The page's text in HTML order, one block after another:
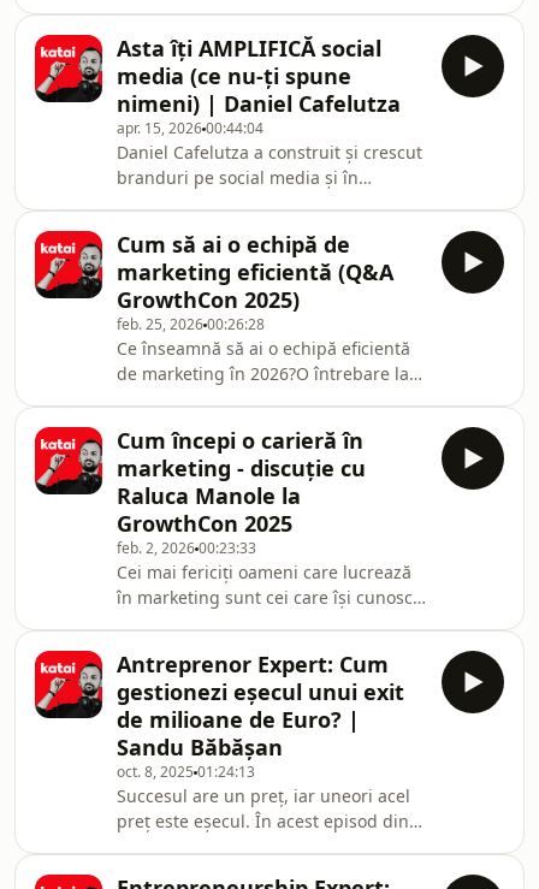
care nu construiesc nimic durabil.Ce
vei învăța d
Ruxandra Marin și Sandu Băbășan,
demontăm mitul „marketingul e doar
un cost” și vedem unde trebuie să
investești prioritar în 2026.În acest
video, „despicăm firul în patru” pe
marginea uneia dintre cele mai mari
dileme din ecosistemul de business.
Analizăm cum se întrepătrund aceste
trei discipline
Asta îți AMPLIFICĂ social
media (ce nu-ți spune
nimeni) | Daniel Cafelutza
apr. 15, 202600:44:04
​Daniel Cafelutza a construit și crescut
branduri pe social media și în
crești un brand modern în
2026.Podcastul a fost un podcast live
în cadrul meetup-urilor locale pe care
le facem în cadrul conferinței
@growthconcluj 0:48 – Cum și-a
construit brandul personal: organic
sau intenționat?3:08 – Branding în 30
de secunde: expl
Cum să ai o echipă de
marketing eficientă (Q&A
GrowthCon 2025)
feb. 25, 202600:26:28
Ce înseamnă să ai o echipă eficientă
de marketing în 2026?O întrebare la
mare conferință de growth-marketing
din Transilvania).Călin Biriș -
antreprenor și marketerAndrada
Borda - Business Partner
BrandMindsCristian Ilișuan - director
și partener business Mircea
BravoCumpără bilete pentru
GrowthCon 2026 -
https://growthcon.roDacă
Cum începi o carieră în
marketing - discuție cu
Raluca Manole la
GrowthCon 2025
feb. 2, 202600:23:33
Cei mai fericiți oameni care lucrează
în marketing sunt cei care își cunosc
founder &amp; CMO at Spark
Generation) la GrowthCon (cea mai
mare conferință de growth-marketing
din Transilvania) despre ce înseamnă
să-ți găsești scopul în cariera de
marketing. Cumpără bilete pentru
GrowthCon 2026 -
https://growthcon.roDacă ești
marketer,
Antreprenor Expert: Cum
gestionezi eșecul unui exit
de milioane de Euro? |
Sandu Băbășan
oct. 8, 2025 01:24:13
Succesul are un preț, iar uneori acel
preț este eșecul. În acest episod din